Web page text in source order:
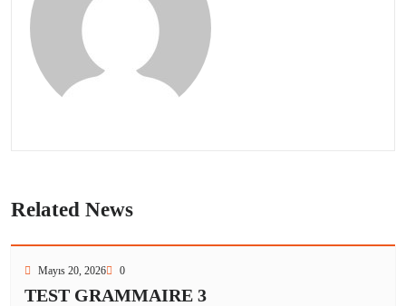
Related News
Mayıs 20, 2026 0
TEST GRAMMAIRE 3